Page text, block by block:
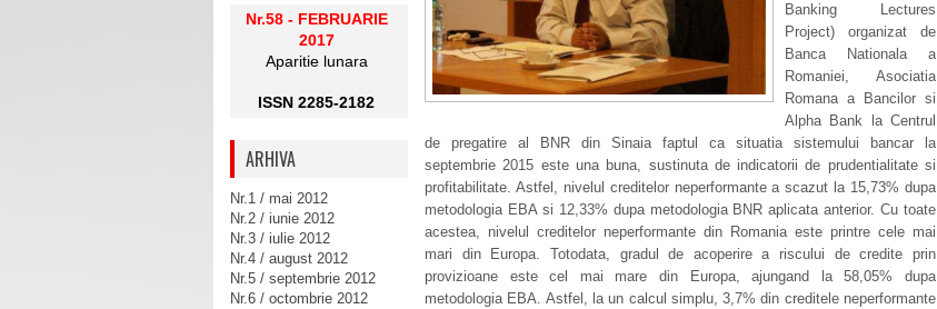
Banking Lectures
Project) organizat de
Banca Nationala a
Romaniei, Asociatia
Romana a Bancilor si
Alpha Bank la Centrul
de pregatire al BNR din Sinaia faptul ca situatia sistemului bancar la
septembrie 2015 este una buna, sustinuta de indicatorii de prudentialitate si
profitabilitate. Astfel, nivelul creditelor neperformante a scazut la 15,73% dupa
metodologia EBA si 12,33% dupa metodologia BNR aplicata anterior. Cu toate
acestea, nivelul creditelor neperformante din Romania este printre cele mai
mari din Europa. Totodata, gradul de acoperire a riscului de credite prin
provizioane este cel mai mare din Europa, ajungand la 58,05% dupa
metodologia EBA. Astfel, la un calcul simplu, 3,7% din creditele neperformante
Nr.58 - FEBRUARIE
2017
Aparitie lunara
ISSN 2285-2182
ARHIVA
Nr.1 / mai 2012
Nr.2 / iunie 2012
Nr.3 / iulie 2012
Nr.4 / august 2012
Nr.5 / septembrie 2012
Nr.6 / octombrie 2012